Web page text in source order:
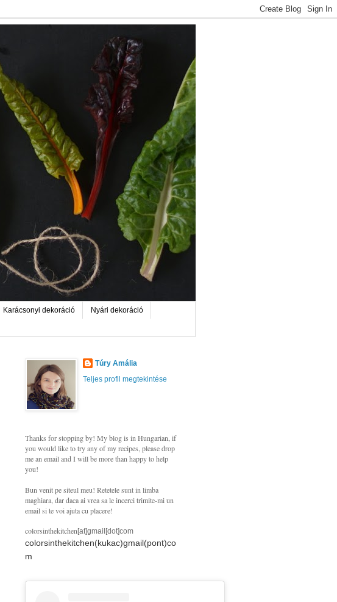
Karácsonyi dekoráció Nyári dekoráció
Túry Amália
Teljes profil megtekintése
Thanks for stopping by! My blog is in Hungarian, if
you would like to try any of my recipes, please drop
me an email and I will be more than happy to help
you!
Bun venit pe siteul meu! Retetele sunt in limba
maghiara, dar daca ai vrea sa le incerci trimite-mi un
email si te voi ajuta cu placere!
colorsinthekitchen[at]gmail[dot]com
colorsinthekitchen(kukac)gmail(pont)co
m